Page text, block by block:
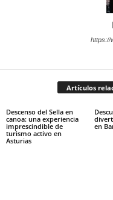
https://
Artículos
Descenso del Sella en
canoa: una experiencia
imprescindible de
turismo activo en
Asturias
en